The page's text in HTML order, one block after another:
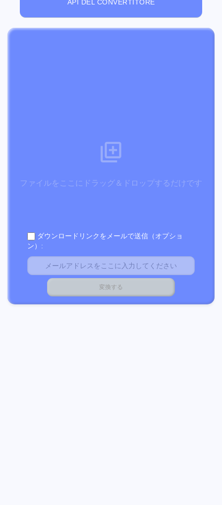
API DEL CONVERTITORE
ファイルをここにドラッグ＆ドロップするだけです
ダウンロードリンクをメールで送信（オプショ
ン）: